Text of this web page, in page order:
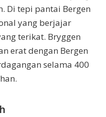
Di tepi pantai Bergen
yang berjajar
terikat. Bryggen
erat dengan Bergen
selama 400